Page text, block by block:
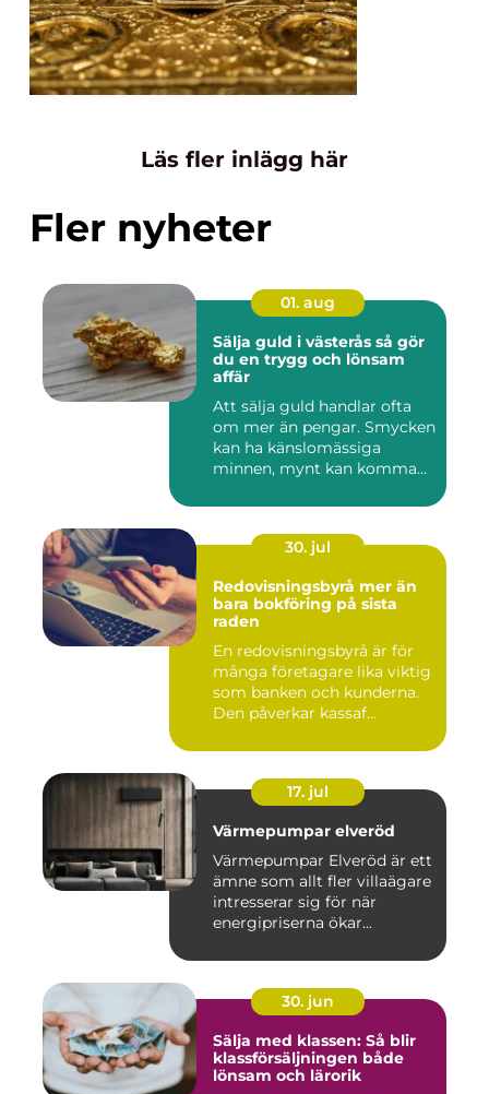
Läs fler inlägg här
Fler nyheter
01. aug
Sälja guld i västerås så gör
du en trygg och lönsam
affär
Att sälja guld handlar ofta
om mer än pengar. Smycken
kan ha känslomässiga
minnen, mynt kan komma
30. jul
Redovisningsbyrå mer än
bara bokföring på sista
raden
En redovisningsbyrå är för
många företagare lika viktig
som banken och kunderna.
Den påverkar kassaf...
17. jul
Värmepumpar elveröd
Värmepumpar Elveröd är ett
ämne som allt fler villaägare
intresserar sig för när
energipriserna ökar...
30. jun
Sälja med klassen: Så blir
klassförsäljningen både
lönsam och lärorik